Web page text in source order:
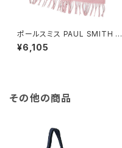
ポールスミス PAUL SMITH マ
フラー M1A-933D-AS04-20
レディース ピンク
¥6,105
その他の商品